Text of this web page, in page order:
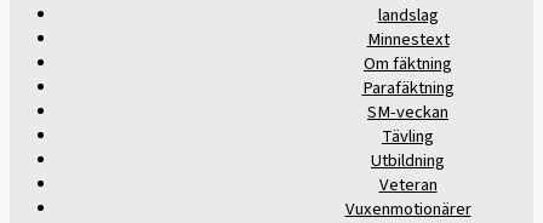
landslag
Minnestext
Om fäktning
Parafäktning
SM-veckan
Tävling
Utbildning
Veteran
Vuxenmotionärer